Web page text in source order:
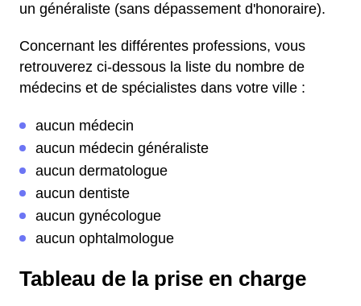
un généraliste (sans dépassement d'honoraire).
Concernant les différentes professions, vous
retrouverez ci-dessous la liste du nombre de
médecins et de spécialistes dans votre ville :
aucun médecin
aucun médecin généraliste
aucun dermatologue
aucun dentiste
aucun gynécologue
aucun ophtalmologue
Tableau de la prise en charge